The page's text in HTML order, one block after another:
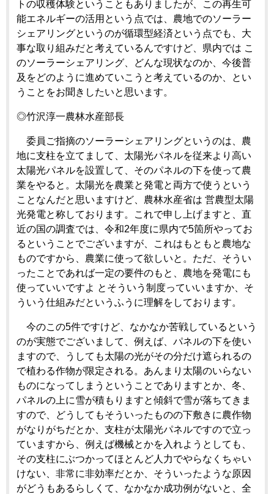
トの収穫体験ということもありましたが、この再生可
能エネルギーの活用という点では、農地でのソーラー
シェアリングというのが循環型経済という点でも、大
事な取り組みだと考えているんですけど、県内では こ
のソーラーシェアリング、どんな現状なのか、今後普
及をどのように進めていこうと考えているのか、とい
うことをお聞きしたいと思います。
◎竹沢淳一農林水産部長
委員ご指摘のソーラーシェアリングというのは、農
地に支柱を立てまして、太陽光パネルを従来より高い
太陽光パネルを設置して、そのパネルの下を使って農
業をやると。太陽光を農業と発電と両方で使うという
ことなんだと思いますけど、農林水産省は 営農型太陽
光発電と称しております。これで申し上げますと、直
近の国の調査では、令和2年度に県内で5箇所やってお
るということでございますが、これはもともと農地な
ものですから、農業に使って欲しいと。ただ、そうい
ったことであれば一定の要件のもと、農地を発電にも
使っていいですよ とそういう制度っていいますか、そ
ういう仕組みだというふうに理解をしております。
今のこの5件ですけど、なかなか苦戦しているという
のが実態でございまして、例えば、パネルの下を使い
ますので、うしても太陽の光がその分だけ遮られるの
で植わる作物が限定される。あんまり太陽のいらない
ものになってしまうということでありますとか、冬、
パネルの上に雪が積もりますと傾斜で雪が落ちてきま
すので、どうしてもそういったものの下敷きに農作物
がなりがちだとか、支柱が太陽光パネルですので立っ
ていますから、例えば機械とかを入れようとしても、
その支柱にぶつかってほとんど人力でやらなくちゃい
けない、非常に非効率だとか、そういったような原因
がどうもあるらしくて、なかなか成功例がないと、全